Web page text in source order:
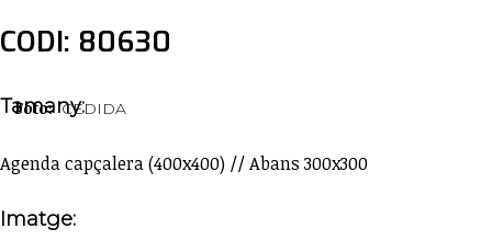
CODI: 80630
Foto: CEDIDA
Tamany:
Agenda capçalera (400x400) // Abans 300x300
Imatge: